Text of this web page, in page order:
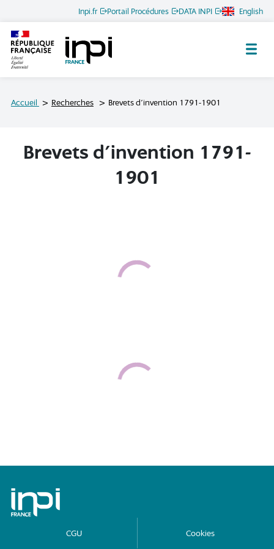
Inpi.fr Portail Procédures DATA INPI English
Accueil Recherches Brevets d'invention 1791-1901
Brevets d'invention 1791-
1901
Archives de l'INPI
CGU Cookies